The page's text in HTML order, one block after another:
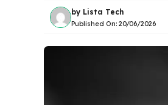
by Lista Tech
Published On: 20/06/2026